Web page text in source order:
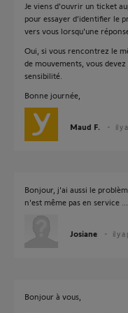
Je viens d'ouvrir un ticket
pour essayer d’identifier le
vers vous lorsqu'une
Oui, si vous rencontrez le
de mouvements, vous
sensibilité.
Bonne journée,
Maud F. il y
Bonjour, j'ai aussi le
n'est même pas en service
Josiane il y a
Bonjour à vous,